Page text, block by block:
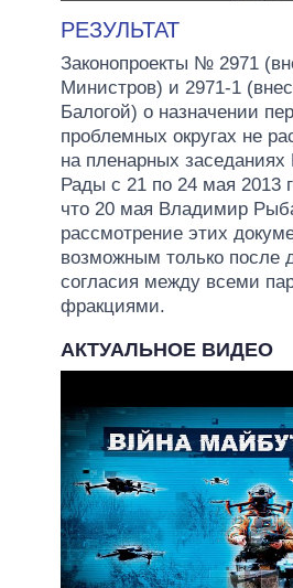
РЕЗУЛЬТАТ
Законопроекты № 2971
Министров) и 2971-1
Балогой) о назначении
проблемных округах не
на пленарных заседаниях
Рады с 21 по 24 мая 2013
что 20 мая Владимир
рассмотрение этих
возможным только после
согласия между всеми
фракциями.
АКТУАЛЬНОЕ ВИДЕО